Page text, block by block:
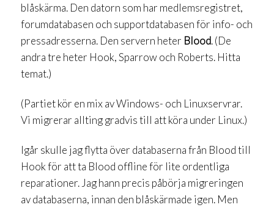
blåskärma. Den datorn som har medlemsregistret,
forumdatabasen och supportdatabasen för info- och
pressadresserna. Den servern heter Blood. (De
andra tre heter Hook, Sparrow och Roberts. Hitta
temat.)
(Partiet kör en mix av Windows- och Linuxservrar.
Vi migrerar allting gradvis till att köra under Linux.)
Igår skulle jag flytta över databaserna från Blood till
Hook för att ta Blood offline för lite ordentliga
reparationer. Jag hann precis påbörja migreringen
av databaserna, innan den blåskärmade igen. Men